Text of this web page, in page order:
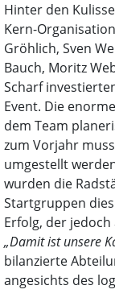
Hinter den
Kern-
Gröhlich, Sven
Bauch, Moritz
Scharf
Event. Die
dem Team
zum Vorjahr
umgestellt
wurden die
Startgruppen
Erfolg, der
„Damit ist unsere
bilanzierte
angesichts des